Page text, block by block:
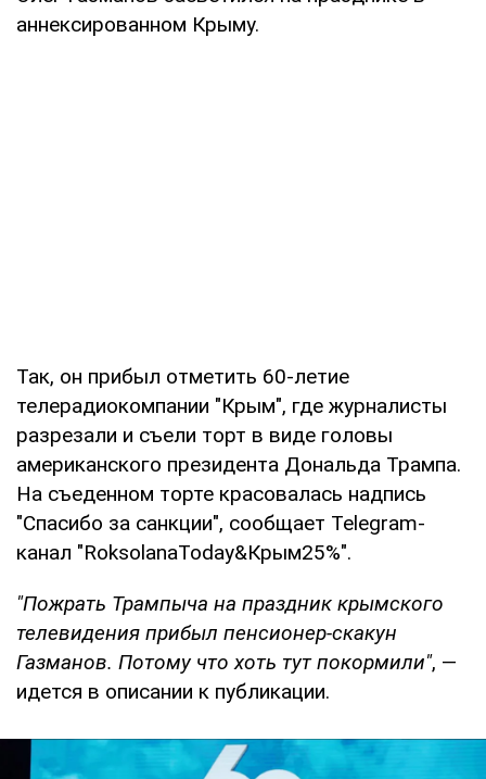
аннексированном Крыму.
Так, он прибыл отметить 60-летие
телерадиокомпании "Крым", где журналисты
разрезали и съели торт в виде головы
американского президента Дональда Трампа.
На съеденном торте красовалась надпись
"Спасибо за санкции", сообщает Telegram-
канал "RoksolanaToday&Крым25%".
"Пожрать Трампыча на праздник крымского
телевидения прибыл пенсионер-скакун
Газманов. Потому что хоть тут покормили", —
идется в описании к публикации.